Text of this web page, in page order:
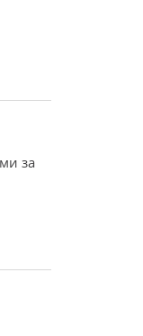
за